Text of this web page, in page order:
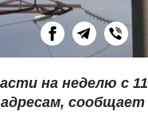
на неделю с 11
сообщает